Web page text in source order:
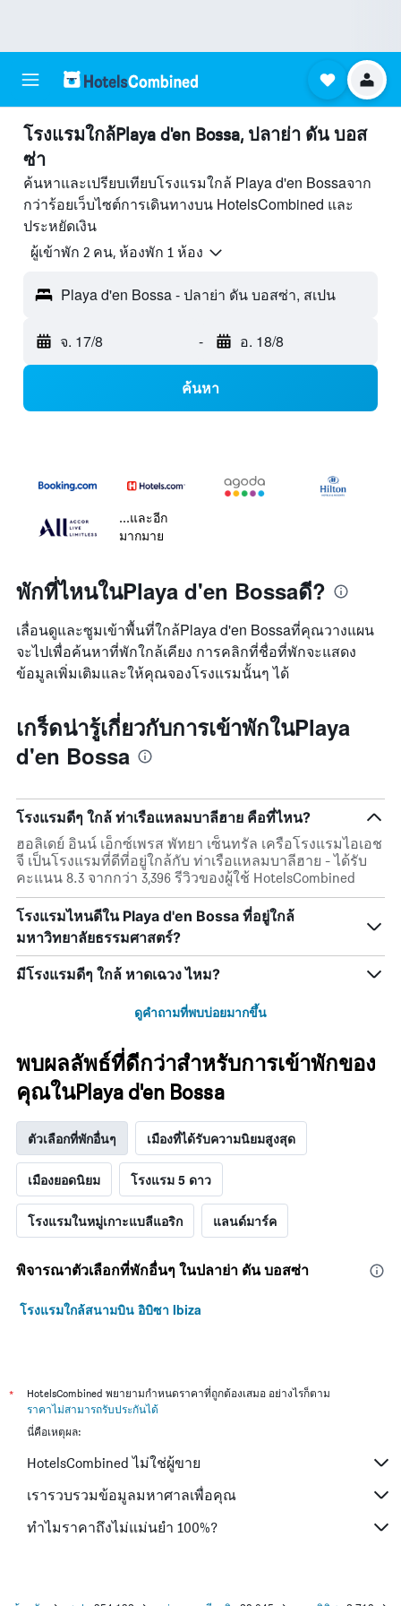
โรงแรมใกล้Playa d'en Bossa, ปลาย่า ดัน บอส
ซ่า
ค้นหาและเปรียบเทียบโรงแรมใกล้ Playa d'en Bossaจาก
กว่าร้อยเว็บไซต์การเดินทางบน HotelsCombined และ
ประหยัดเงิน
ผู้เข้าพัก 2 คน, ห้องพัก 1 ห้อง
Playa d'en Bossa - ปลาย่า ดัน บอสซ่า, สเปน
จ. 17/8 - อ. 18/8
ค้นหา
...และอีก
มากมาย
พักที่ไหนในPlaya d'en Bossaดี?
เลื่อนดูและซูมเข้าพื้นที่ใกล้Playa d'en Bossaที่คุณวางแผน
จะไปเพื่อค้นหาที่พักใกล้เคียง การคลิกที่ชื่อที่พักจะแสดง
ข้อมูลเพิ่มเติมและให้คุณจองโรงแรมนั้นๆ ได้
เกร็ดน่ารู้เกี่ยวกับการเข้าพักในPlaya
d'en Bossa
โรงแรมดีๆ ใกล้ ท่าเรือแหลมบาลีฮาย คือที่ไหน?
ฮอลิเดย์ อินน์ เอ็กซ์เพรส พัทยา เซ็นทรัล เครือโรงแรมไอเอช
จี เป็นโรงแรมที่ดีที่อยู่ใกล้กับ ท่าเรือแหลมบาลีฮาย - ได้รับ
คะแนน 8.3 จากกว่า 3,396 รีวิวของผู้ใช้ HotelsCombined
โรงแรมไหนดีใน Playa d'en Bossa ที่อยู่ใกล้
มหาวิทยาลัยธรรมศาสตร์?
มีโรงแรมดีๆ ใกล้ หาดเฉวง ไหม?
ดูคำถามที่พบบ่อยมากขึ้น
พบผลลัพธ์ที่ดีกว่าสำหรับการเข้าพักของ
คุณในPlaya d'en Bossa
ตัวเลือกที่พักอื่นๆ เมืองที่ได้รับความนิยมสูงสุด
เมืองยอดนิยม โรงแรม 5 ดาว
โรงแรมในหมู่เกาะแบลีแอริก แลนด์มาร์ค
พิจารณาตัวเลือกที่พักอื่นๆ ในปลาย่า ดัน บอสซ่า
โรงแรมใกล้สนามบิน อิบิซา Ibiza
*
HotelsCombined พยายามกำหนดราคาที่ถูกต้องเสมอ อย่างไรก็ตาม
ราคาไม่สามารถรับประกันได้
นี่คือเหตุผล:
HotelsCombined ไม่ใช่ผู้ขาย
เรารวบรวมข้อมูลมหาศาลเพื่อคุณ
ทำไมราคาถึงไม่แม่นยำ 100%?